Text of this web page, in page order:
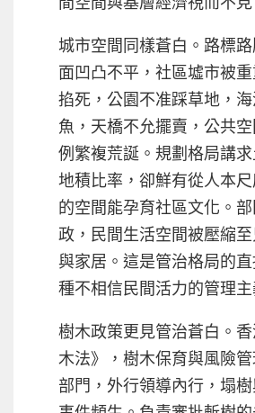
城市空間同樣蒼白。路標
面凹凸不平，社區墟市被
掐死，公園不准踩草地，
魚，天橋不允擺賣，公共
例繁複荒誕。規劃格局講求
地積比率，卻鮮有從人本
的空間能孕育社區文化。
政，民間生活空間被壓縮
與家居。這是管治格局的
種不相信民間活力的管理主
樹木政策更見管治蒼白。
木法》，樹木保育與風險
部門，外行領導內行，塌